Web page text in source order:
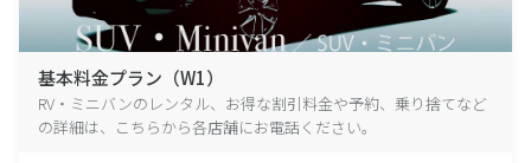
基本料金プラン（W1）
RV・ミニバンのレンタル、お得な割引料金や予約、乗り捨てなど
の詳細は、こちらから各店舗にお電話ください。